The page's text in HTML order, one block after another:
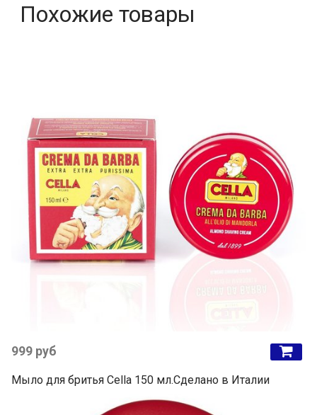
Похожие товары
999 руб
Мыло для бритья Cella 150 мл.Сделано в Италии